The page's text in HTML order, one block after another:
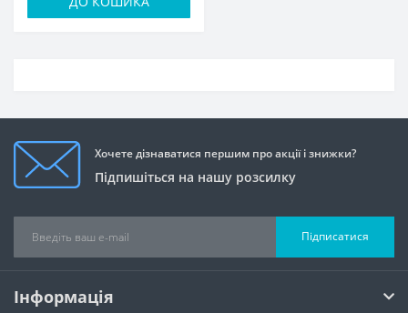
Хочете дізнаватися першим про акції і знижки?
Підпишіться на нашу розсилку
Підписатися
Інформація